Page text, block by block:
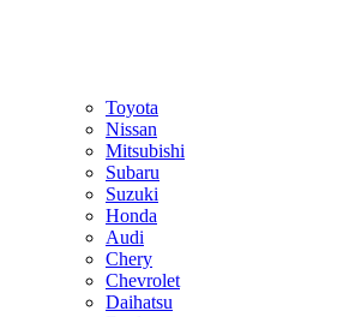
Toyota
Nissan
Mitsubishi
Subaru
Suzuki
Honda
Audi
Chery
Chevrolet
Daihatsu